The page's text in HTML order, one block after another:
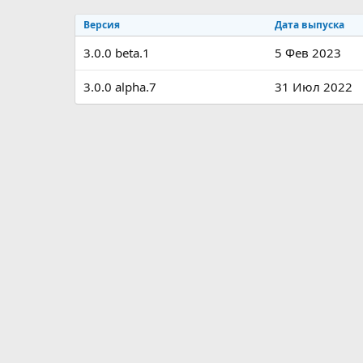
р
с
з
а
Версия Дата выпуска
3.0.0 beta.1 5 Фев 2023
3.0.0 alpha.7 31 Июл 2022